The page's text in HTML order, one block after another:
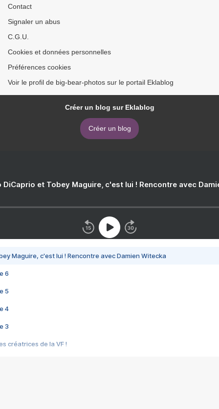
Contact
Signaler un abus
C.G.U.
Cookies et données personnelles
Préférences cookies
Voir le profil de big-bear-photos sur le portail Eklablog
Créer un blog sur Eklablog
Créer un blog
DiCaprio et Tobey Maguire, c'est lui ! Rencontre avec
Maguire, c'est lui ! Rencontre avec Damien Witecka
6
5
4
3
créatrices de la VF !